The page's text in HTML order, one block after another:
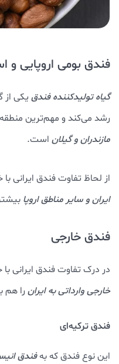
فندق بومی اروپایی و
گیاه تولید‌کننده فندق یکی از
رشد می‌کند و مهم‌ترین
مازندران و گیلان است.
از لحاظ تفاوت فندق ایرانی
ایران و سایر مناطق اروپا
فندق خارجی
در درک تفاوت فندق ایرانی
خارجی وارداتی به ایران را هم
فندق ترکیه‌ای
این نوع فندق که بهفندق